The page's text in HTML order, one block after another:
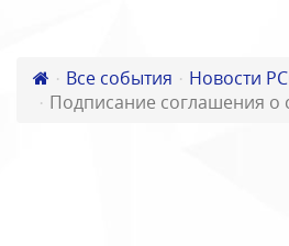
Все события
Новости
Подписание соглашения о